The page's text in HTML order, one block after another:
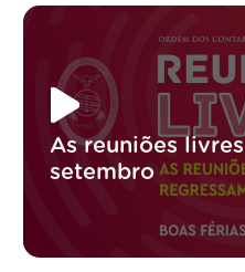
As reuniões
setembro